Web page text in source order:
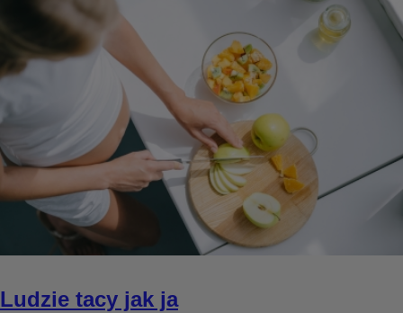
Ludzie tacy jak ja